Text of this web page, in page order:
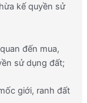
kế quyền sử
đến mua,
sử dụng đất;
giới, ranh đất